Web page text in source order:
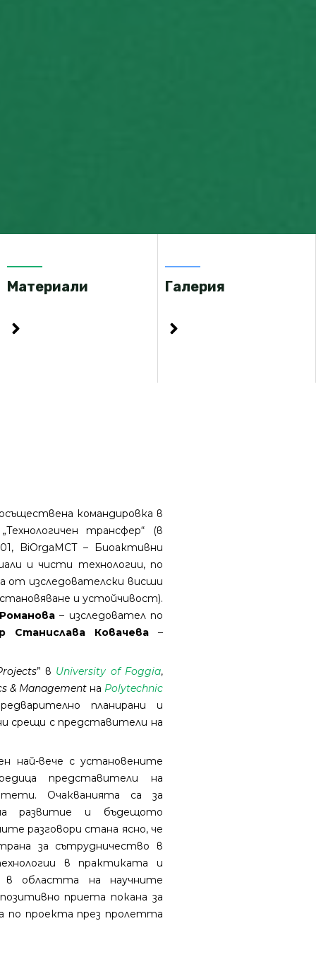
Материали Галерия
командировка в
трансфер“ (в
BiOrgaMCT – Биоактивни
и чисти технологии, по
от изследователски висши
и устойчивост).
– изследовател по
Станислава Ковачева–
” в University of Foggia,
& Managementна Polytechnic
планирани и
срещи с представители на
най-вече с установените
представители на
Очакванията са за
развитие и бъдещото
разговори стана ясно, че
за сътрудничество в
в практиката и
в областта на научните
приета покана за
по проекта през пролетта